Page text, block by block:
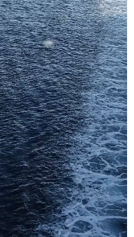
亚太网 上市公司
河北 山西
上海 江苏
福建 江西
湖北 湖南
海南 重庆